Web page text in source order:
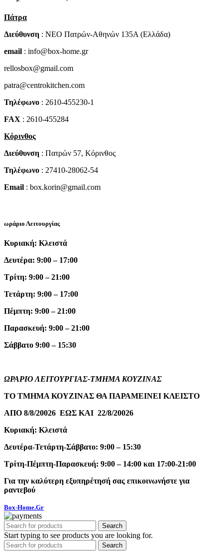
Πάτρα
Διεύθυνση : NEO Πατρών-Αθηνών 135Α (Ελλάδα)
email : info@box-home.gr
rellosbox@gmail.com
patra@centrokitchen.com
Τηλέφωνο : 2610-455230-1
FAX : 2610-455284
Κόρινθος
Διεύθυνση : Πατρών 57, Κόρινθος
Τηλέφωνο : 27410-28062-54
Email : box.korin@gmail.com
ωράριο Λειτουργίας
Κυριακή: Κλειστά
Δευτέρα: 9:00 – 17:00
Τρίτη: 9:00 – 21:00
Τετάρτη: 9:00 – 17:00
Πέμπτη: 9:00 – 21:00
Παρασκευή: 9:00 – 21:00
Σάββατο 9:00 – 15:30
ΩΡΑΡΙΟ ΛΕΙΤΟΥΡΓΙΑΣ-ΤΜΗΜΑ ΚΟΥΖΙΝΑΣ
ΤΟ ΤΜΗΜΑ ΚΟΥΖΙΝΑΣ ΘΑ ΠΑΡΑΜΕΙΝΕΙ ΚΛΕΙΣΤΟ
ΑΠΟ 8/8/20026 ΕΩΣ ΚΑΙ 22/8/20026
Κυριακή: Κλειστά
Δευτέρα-Τετάρτη-Σάββατο: 9:00 – 15:30
Τρίτη-Πέμπτη-Παρασκευή: 9:00 – 14:00 και 17:00-21:00
Για την καλύτερη εξυπηρέτησή σας επικοινωνήστε για
ραντεβού
Box-Home.Gr
Search
Start typing to see products you are looking for.
Search